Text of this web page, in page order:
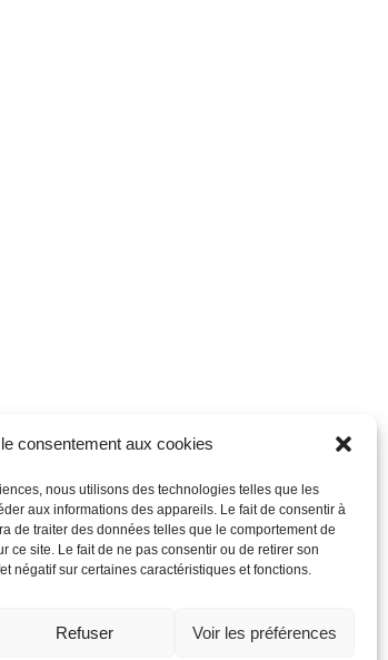
consentement aux cookies
nous utilisons des technologies telles que les
aux informations des appareils. Le fait de consentir à
de traiter des données telles que le comportement de
ce site. Le fait de ne pas consentir ou de retirer son
négatif sur certaines caractéristiques et fonctions.
Refuser Voir les préférences
réalisé par VBAUDRY